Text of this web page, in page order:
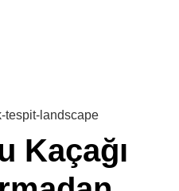
Kaçağı